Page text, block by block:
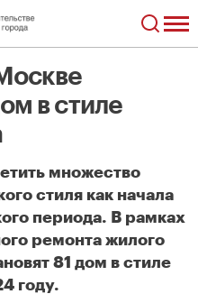
в стиле
множество
стиля как начала
периода. В рамках
ремонта жилого
81 дом в стиле
году.